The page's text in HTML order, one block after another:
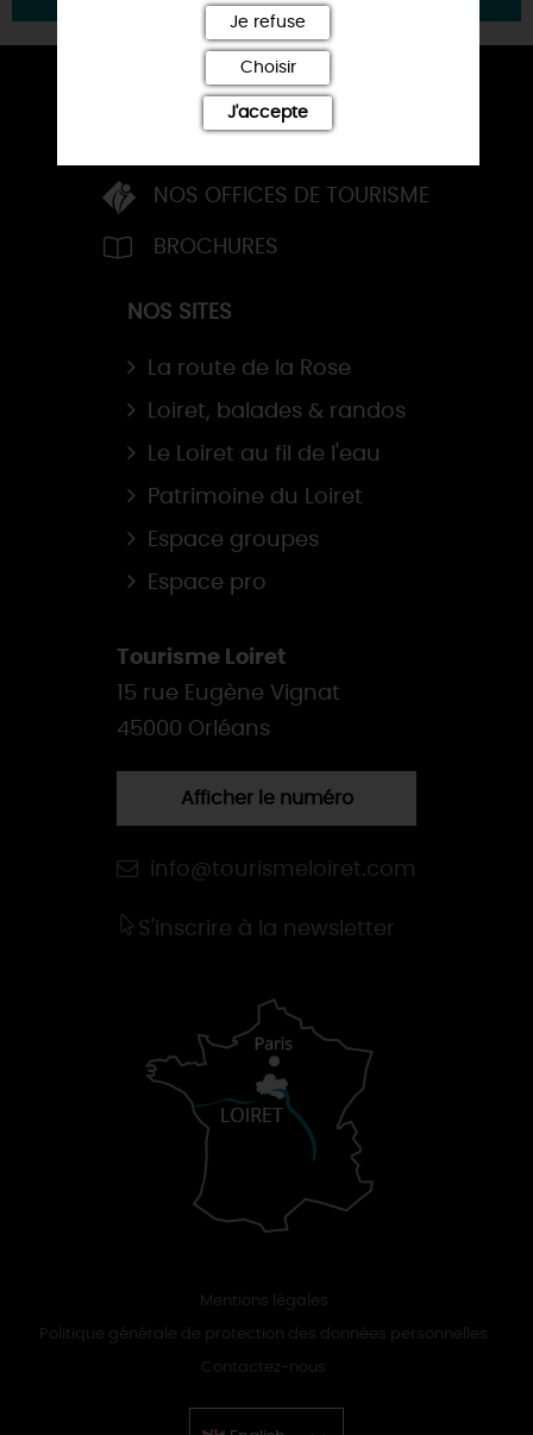
ESPACE PRESSE
NOS OFFICES DE TOURISME
BROCHURES
NOS SITES
La route de la Rose
Loiret, balades & randos
Le Loiret au fil de l'eau
Patrimoine du Loiret
Espace groupes
Espace pro
Tourisme Loiret
15 rue Eugène Vignat
45000 Orléans
Afficher le numéro
info@tourismeloiret.com
S'inscrire à la newsletter
Mentions légales
Politique générale de protection des données personnelles
Contactez-nous
Je refuse
Choisir
J'accepte